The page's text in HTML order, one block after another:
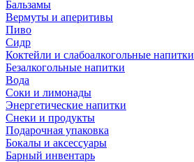
Бальзамы
Вермуты и аперитивы
Пиво
Сидр
Коктейли и слабоалкогольные напитки
Безалкогольные напитки
Вода
Соки и лимонады
Энергетические напитки
Снеки и продукты
Подарочная упаковка
Бокалы и аксессуары
Барный инвентарь